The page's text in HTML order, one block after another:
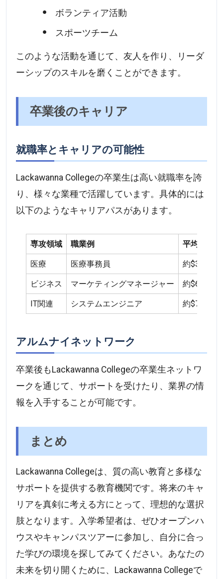
ボランティア活動
スポーツチーム
このような活動を通じて、友人を作り、リーダ
ーシップのスキルを磨くことができます。
卒業後のキャリア
就職率とキャリアの可能性
Lackawanna Collegeの卒業生は高い就職率を誇
り、様々な業種で活躍しています。具体的には
以下のようなキャリアパスがあります。
専攻領域 職業例 平均年収
医療 医療事務員 約$38,000
ビジネス マーケティングマネージャー 約$60,000
IT関連 システムエンジニア 約$70,000
アルムナイネットワーク
卒業後もLackawanna Collegeの卒業生ネットワ
ークを通じて、サポートを受けたり、業界の情
報を入手することが可能です。
まとめ
Lackawanna Collegeは、質の高い教育と多様な
サポートを提供する教育機関です。将来のキャ
リアを真剣に考える方にとって、理想的な選択
肢となります。入学希望者は、ぜひオープンハ
ウスやキャンパスツアーに参加し、自分に合っ
た学びの環境を探してみてください。あなたの
未来を切り開くために、Lackawanna Collegeで